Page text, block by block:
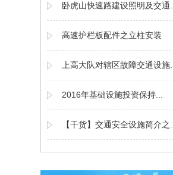
卧虎山快速路建设照明及交通...
高速护栏板配件之立柱安装
上高大队对辖区故障交通设施...
2016年基础设施投资保持...
【干货】交通安全设施简介之...